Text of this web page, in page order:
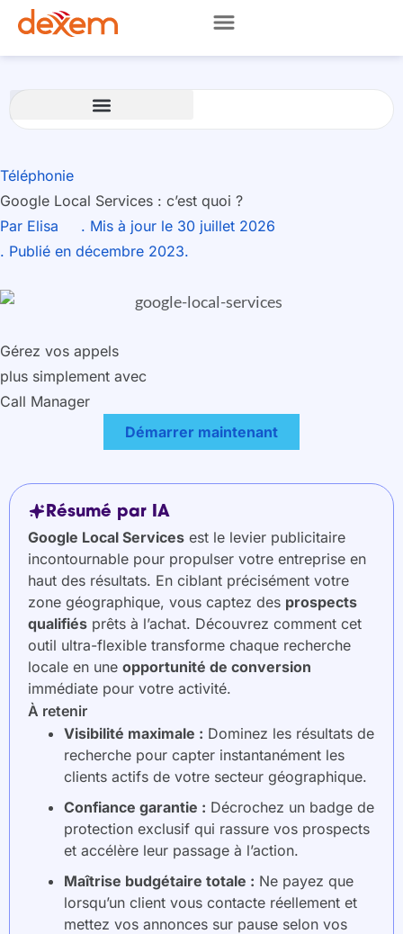
Téléphonie
Google Local Services : c’est quoi ?
Par Elisa
. Mis à jour le 30 juillet 2026
. Publié en décembre 2023.
Gérez vos appels
plus simplement avec
Call Manager
Démarrer maintenant
Résumé par IA
Google Local Services est le levier publicitaire
incontournable pour propulser votre entreprise en
haut des résultats. En ciblant précisément votre
zone géographique, vous captez des prospects
qualifiés prêts à l’achat. Découvrez comment cet
outil ultra-flexible transforme chaque recherche
locale en une opportunité de conversion
immédiate pour votre activité.
À retenir
Visibilité maximale : Dominez les résultats de
recherche pour capter instantanément les
clients actifs de votre secteur géographique.
Confiance garantie : Décrochez un badge de
protection exclusif qui rassure vos prospects
et accélère leur passage à l’action.
Maîtrise budgétaire totale : Ne payez que
lorsqu’un client vous contacte réellement et
mettez vos annonces sur pause selon vos